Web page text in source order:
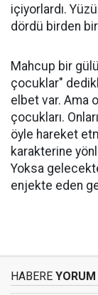
içiyorlardı.
dördü birden
Mahcup bir
çocuklar"
elbet var. Ama
çocukları.
öyle hareket
karakterine
Yoksa
enjekte eden
HABERE